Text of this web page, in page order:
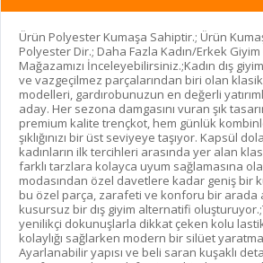
Ürün Polyester Kumaşa Sahiptir.; Ürün
Polyester Dir.; Daha Fazla Kadın/Erkek
Mağazamızı İnceleyebilirsiniz.;Kadın dış
ve vazgeçilmez parçalarından biri olan
modelleri, gardırobunuzun en değerli
aday. Her sezona damgasını vuran şık
premium kalite trençkot, hem günlük
şıklığınızı bir üst seviyeye taşıyor. Kapsül
kadınların ilk tercihleri arasında yer alan
farklı tarzlara kolayca uyum sağlamasına
modasından özel davetlere kadar geniş bir
bu özel parça, zarafeti ve konforu bir arada
kusursuz bir dış giyim alternatifi
yenilikçi dokunuşlarla dikkat çeken kolu
kolaylığı sağlarken modern bir silüet
Ayarlanabilir yapısı ve beli saran kuşaklı